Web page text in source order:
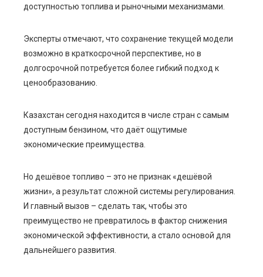
доступностью топлива и рыночными механизмами.
Эксперты отмечают, что сохранение текущей модели
возможно в краткосрочной перспективе, но в
долгосрочной потребуется более гибкий подход к
ценообразованию.
Казахстан сегодня находится в числе стран с самым
доступным бензином, что даёт ощутимые
экономические преимущества.
Но дешёвое топливо – это не признак «дешёвой
жизни», а результат сложной системы регулирования.
И главный вызов – сделать так, чтобы это
преимущество не превратилось в фактор снижения
экономической эффективности, а стало основой для
дальнейшего развития.